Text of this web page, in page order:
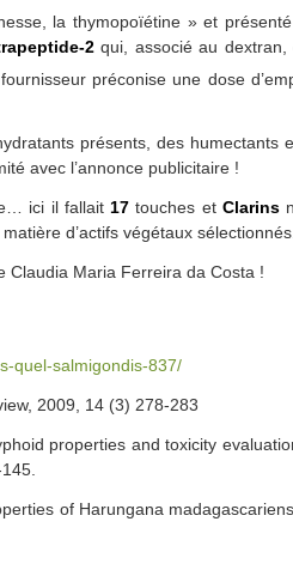
la thymopoïétine » et
2qui, associé au dextran,
préconise une dose
présents, des humectants
avec l’annonce publicitaire !
ici il fallait 17 touches et Clarins
d’actifs végétaux sélectionnés.
Claudia Maria Ferreira da Costa !
quel-salmigondis-837/
2009, 14 (3) 278-283
properties and toxicity
of Harungana